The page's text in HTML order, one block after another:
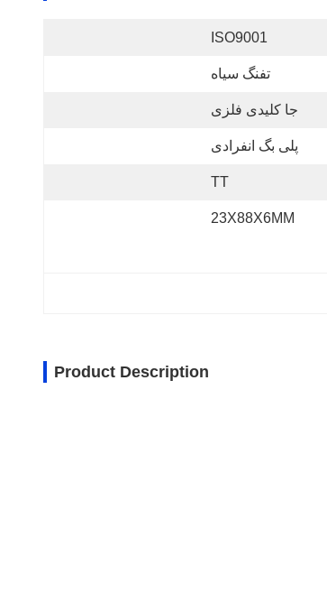
ISO9001
تفنگ سیاه
جا کلیدی فلزی
پلی بگ انفرادی
TT
23X88X6MM
Product Description